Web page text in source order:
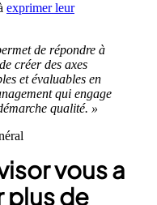
exprimer leur
de répondre à
créer des axes
et évaluables en
qui engage
qualité. »
vous a
plus de